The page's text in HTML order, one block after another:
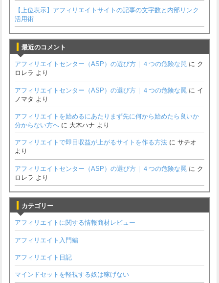
【上位表示】アフィリエイトサイトの記事の文字数と内部リンク
活用術
最近のコメント
アフィリエイトセンター（ASP）の選び方｜４つの危険な罠に ク
ロレラ より
アフィリエイトセンター（ASP）の選び方｜４つの危険な罠 に イ
ノマタ より
アフィリエイトを始めるにあたりまず先に何から始めたら良いか
分からない方へに 大木ハナ より
アフィリエイトで即日収益が上がるサイトを作る方法に サチオ
より
アフィリエイトセンター（ASP）の選び方｜４つの危険な罠 に ク
ロレラ より
カテゴリー
アフィリエイトに関する情報商材レビュー
アフィリエイト入門編
アフィリエイト日記
マインドセットを軽視する奴は稼げない